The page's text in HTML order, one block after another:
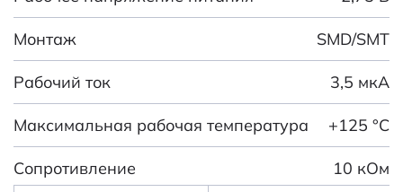
Монтаж SMD/SMT
Рабочий ток 3,5 мкА
Максимальная рабочая температура +125 °C
Сопротивление 10 кОм